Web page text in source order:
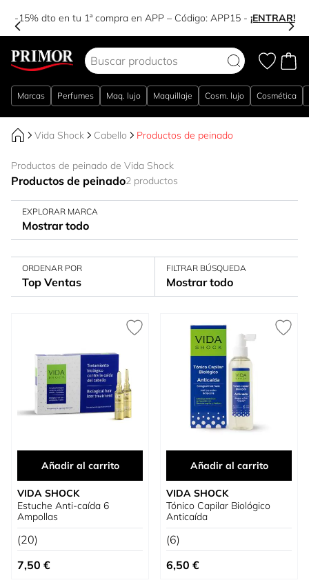
-15% dto en tu 1ª compra en APP – Código: APP15- ¡ENTRAR!
Marcas Perfumes Maq. lujo Maquillaje Cosm. lujo Cosmética
Vida Shock Cabello Productos de peinado
Productos de peinado de Vida Shock
Productos de peinado2 productos
EXPLORAR MARCA
Mostrar todo
ORDENAR POR
Top Ventas
FILTRAR BÚSQUEDA
Mostrar todo
Añadir al carrito
VIDA SHOCK
Estuche Anti-caída 6
Ampollas
(20)
7,50 €
Añadir al carrito
VIDA SHOCK
Tónico Capilar Biológico
Anticaída
(6)
6,50 €